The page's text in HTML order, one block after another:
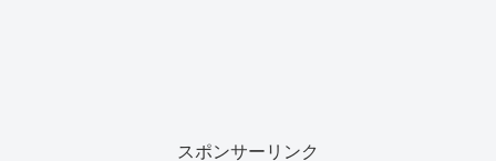
スポンサーリンク